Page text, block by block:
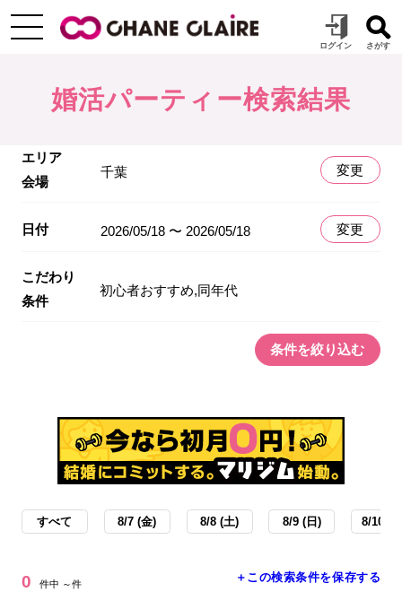
婚活パーティー検索結果
エリア
会場
千葉 変更
日付 2026/05/18 〜 2026/05/18 変更
こだわり
条件
初心者おすすめ,同年代
条件を絞り込む
すべて 8/7 (金) 8/8 (土) 8/9 (日) 8/10 (
0 件中 ～件 ＋この検索条件を保存する